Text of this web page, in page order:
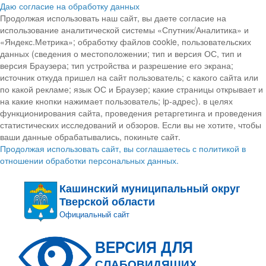
Даю согласие на обработку данных
Продолжая использовать наш сайт, вы даете согласие на
использование аналитической системы «Спутник/Аналитика» и
«Яндекс.Метрика»; обработку файлов cookie, пользовательских
данных (сведения о местоположении; тип и версия ОС, тип и
версия Браузера; тип устройства и разрешение его экрана;
источник откуда пришел на сайт пользователь; с какого сайта или
по какой рекламе; язык ОС и Браузер; какие страницы открывает и
на какие кнопки нажимает пользователь; ip-адрес). в целях
функционирования сайта, проведения ретаргетинга и проведения
статистических исследований и обзоров. Если вы не хотите, чтобы
ваши данные обрабатывались, покиньте сайт.
Продолжая использовать сайт, вы соглашаетесь с политикой в
отношении обработки персональных данных.